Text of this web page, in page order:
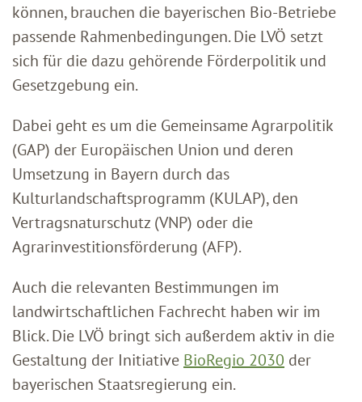
können, brauchen die bayerischen Bio-Betriebe
passende Rahmenbedingungen. Die LVÖ setzt
sich für die dazu gehörende Förderpolitik und
Gesetzgebung ein.
Dabei geht es um die Gemeinsame Agrarpolitik
(GAP) der Europäischen Union und deren
Umsetzung in Bayern durch das
Kulturlandschaftsprogramm (KULAP), den
Vertragsnaturschutz (VNP) oder die
Agrarinvestitionsförderung (AFP).
Auch die relevanten Bestimmungen im
landwirtschaftlichen Fachrecht haben wir im
Blick. Die LVÖ bringt sich außerdem aktiv in die
Gestaltung der Initiative BioRegio 2030 der
bayerischen Staatsregierung ein.